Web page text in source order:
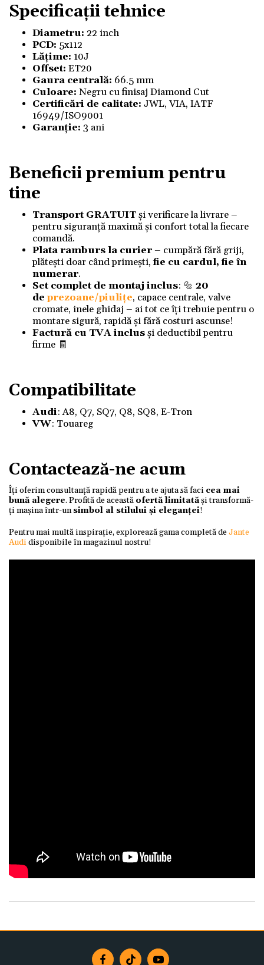
Specificații tehnice
Diametru: 22 inch
PCD: 5x112
Lățime: 10J
Offset: ET20
Gaura centrală: 66.5 mm
Culoare: Negru cu finisaj Diamond Cut
Certificări de calitate: JWL, VIA, IATF
16949/ISO9001
Garanție: 3 ani
Beneficii premium pentru
tine
Transport GRATUITși verificare la livrare –
pentru siguranță maximă și confort total la fiecare
comandă.
Plata ramburs la curier– cumpără fără griji,
plătești doar când primești,fie cu cardul, fie în
numerar.
Set complet de montaj inclus: 🔩 20
deprezoane/piulițe, capace centrale, valve
cromate, inele ghidaj – ai tot ce îți trebuie pentru o
montare sigură, rapidă și fără costuri ascunse!
Factură cu TVA inclusși deductibil pentru
firme 🧾
Compatibilitate
Audi: A8, Q7, SQ7, Q8, SQ8, E-Tron
VW: Touareg
Contactează-ne acum
Îți oferim consultanță rapidă pentru a te ajuta să faci cea mai
bună alegere. Profită de această ofertă limitatăși transformă-
ți mașina într-unsimbol al stilului și eleganței!
Pentru mai multă inspirație, explorează gama completă deJante
Audi disponibile în magazinul nostru!